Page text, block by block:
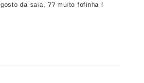
gosto da saia, ?? muito fofinha !